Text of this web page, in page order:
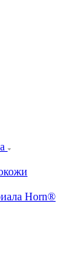
Horn®